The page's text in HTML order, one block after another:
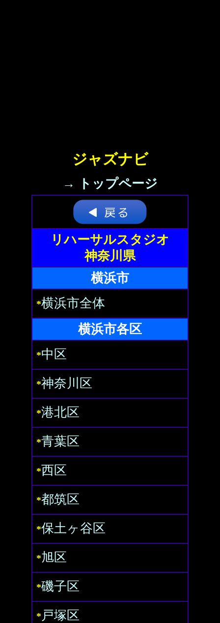
ジャズナビ
→ トップページ
リハーサルスタジオ
神奈川県
横浜市
*横浜市全体
横浜市各区
*中区
*神奈川区
*港北区
*青葉区
*西区
*都筑区
*保土ヶ谷区
*旭区
*磯子区
* 戸塚区